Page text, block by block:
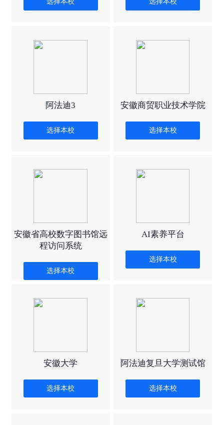
阿法迪3
选择本校
安徽商贸职业技术学院
选择本校
安徽省高校数字图书馆远
程访问系统
选择本校
AI素养平台
选择本校
安徽大学
选择本校
阿法迪复旦大学测试馆
选择本校